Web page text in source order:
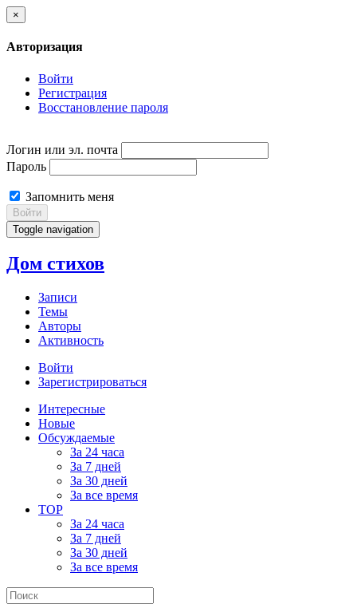
×
Авторизация
Войти
Регистрация
Восстановление пароля
Логин или эл. почта
Пароль
Запомнить меня
Войти
Toggle navigation
Дом стихов
Записи
Темы
Авторы
Активность
Войти
Зарегистрироваться
Интересные
Новые
Обсуждаемые
За 24 часа
За 7 дней
За 30 дней
За все время
TOP
За 24 часа
За 7 дней
За 30 дней
За все время